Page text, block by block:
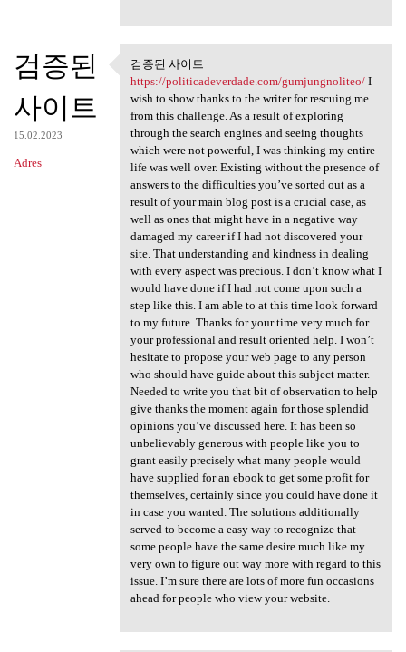
검증된
사이트
15.02.2023
Adres
검증된 사이트 https:/
검증된 사이트
https://politicadeverdade.com/gumjungnoliteo/I
wish to show thanks to the writer for rescuing me
from this challenge. As a result of exploring
through the search engines and seeing thoughts
which were not powerful, I was thinking my entire
life was well over. Existing without the presence of
answers to the difficulties you’ve sorted out as a
result of your main blog post is a crucial case, as
well as ones that might have in a negative way
damaged my career if I had not discovered your
site. That understanding and kindness in dealing
with every aspect was precious. I don’t know what I
would have done if I had not come upon such a
step like this. I am able to at this time look forward
to my future. Thanks for your time very much for
your professional and result oriented help. I won’t
hesitate to propose your web page to any person
who should have guide about this subject matter.
Needed to write you that bit of observation to help
give thanks the moment again for those splendid
opinions you’ve discussed here. It has been so
unbelievably generous with people like you to
grant easily precisely what many people would
have supplied for an ebook to get some profit for
themselves, certainly since you could have done it
in case you wanted. The solutions additionally
served to become a easy way to recognize that
some people have the same desire much like my
very own to figure out way more with regard to this
issue. I’m sure there are lots of more fun occasions
ahead for people who view your website.